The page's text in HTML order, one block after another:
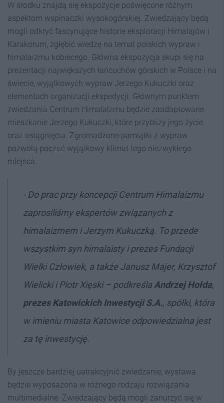
W środku znajdą się ekspozycje poświęcone różnym
aspektom wspinaczki wysokogórskiej. Zwiedzający będą
mogli odkryć fascynujące historie eksploracji Himalajów i
Karakorum, zgłębić wiedzę na temat polskich wypraw i
himalaizmu kobiecego. Główna ekspozycja skupi się na
prezentacji największych łańcuchów górskich w Polsce i na
świecie, wyjątkowych wypraw Jerzego Kukuczki oraz
elementach organizacji ekspedycji. Głównym punktem
zwiedzania Centrum Himalaizmu będzie zaadaptowane
mieszkanie Jerzego Kukuczki, które przybliży jego życie
oraz osiągnięcia. Zgromadzone pamiątki z wypraw
pozwolą poczuć wyjątkowy klimat tego niezwykłego
miejsca.
- Do prac przy koncepcji Centrum Himalaizmu
zaprosiliśmy ekspertów związanych z
himalaizmem i Jerzym Kukuczką. To przede
wszystkim syn himalaisty i prezes Fundacji
Wielki Człowiek, a także Janusz Majer, Krzysztof
Wielicki i Piotr Xięski – podkreśla Andrzej Hołda,
prezes Katowickich Inwestycji S.A., spółki, która
w imieniu miasta Katowice odpowiedzialna jest
za tę inwestycję.
By jeszcze bardziej uatrakcyjnić zwiedzanie, wystawa
będzie wyposażona w różnego rodzaju rozwiązania
multimedialne. Zwiedzający będą mogli zanurzyć się w